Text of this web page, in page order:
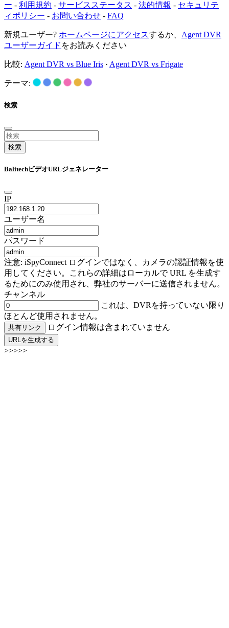
ー - 利用規約 - サービスステータス - 法的情報 - セキュリテ
ィポリシー - お問い合わせ - FAQ
新規ユーザー? ホームページにアクセスするか、 Agent DVR
ユーザーガイド をお読みください
比較: Agent DVR vs Blue Iris · Agent DVR vs Frigate
テーマ:
検索
検索
BalitechビデオURLジェネレーター
IP
ユーザー名
パスワード
注意: iSpyConnect ログインではなく、カメラの認証情報を使
用してください。これらの詳細はローカルで URL を生成す
るためにのみ使用され、弊社のサーバーに送信されません。
チャンネル
これは、DVRを持っていない限り
ほとんど使用されません。
共有リンク ログイン情報は含まれていません
URLを生成する
>>>>>